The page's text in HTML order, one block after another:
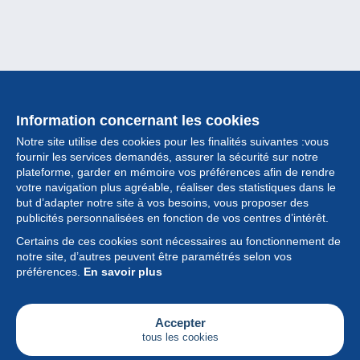
Information concernant les cookies
Notre site utilise des cookies pour les finalités suivantes :vous
fournir les services demandés, assurer la sécurité sur notre
plateforme, garder en mémoire vos préférences afin de rendre
votre navigation plus agréable, réaliser des statistiques dans le
but d’adapter notre site à vos besoins, vous proposer des
publicités personnalisées en fonction de vos centres d’intérêt.
Certains de ces cookies sont nécessaires au fonctionnement de
notre site, d’autres peuvent être paramétrés selon vos
préférences. En savoir plus
Accepter
tous les cookies
Collection
Actualités
Fonctionnalités
Société
Services